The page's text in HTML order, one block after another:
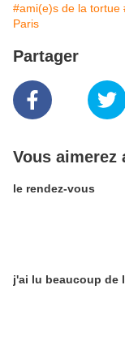
#ami(e)s de la tortue
Paris
Partager
Vous aimerez
le rendez-vous
j'ai lu beaucoup de